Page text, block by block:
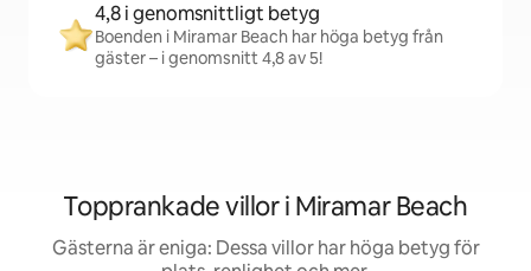
4,8 i genomsnittligt betyg
Boenden i Miramar Beach har höga betyg från
gäster – i genomsnitt 4,8 av 5!
Topprankade villor i Miramar Beach
Gästerna är eniga: Dessa villor har höga betyg för